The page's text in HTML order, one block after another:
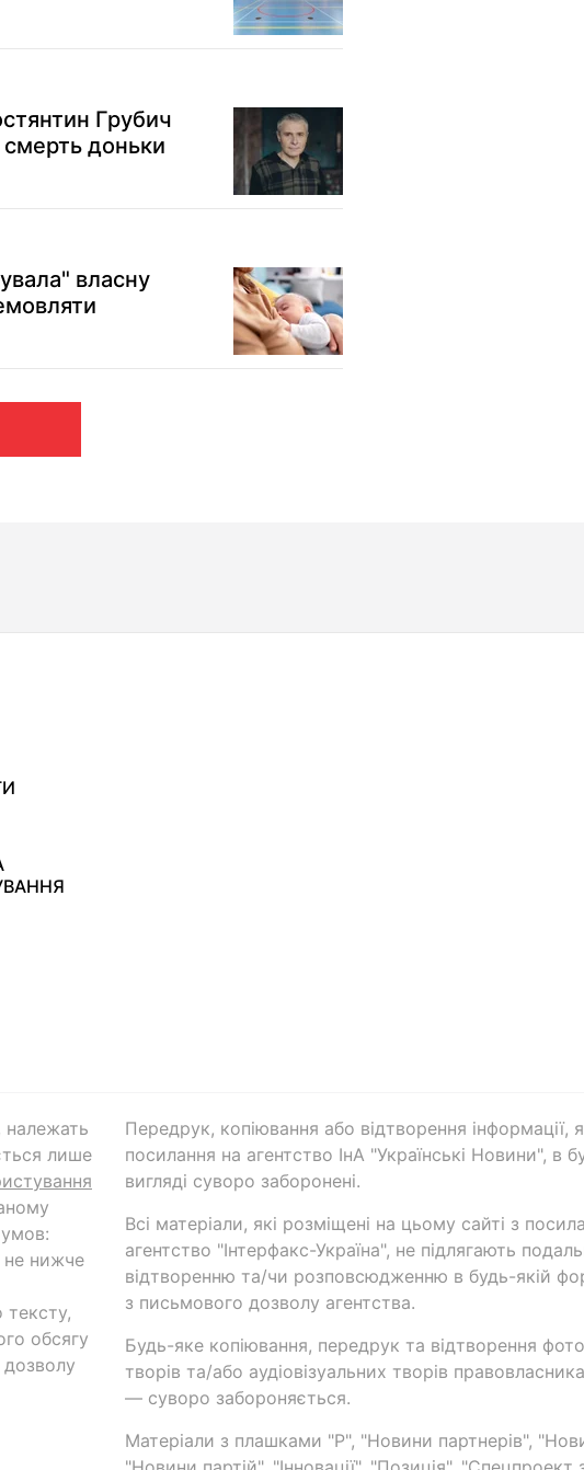
Грубич
смерть доньки
власну
належать
лише
не нижче
тексту,
обсягу
Передрук, копіювання або відтворення інформації,
посилання на агентство ІнА "Українські Новини", в
вигляді суворо заборонені.
Всі матеріали, які розміщені на цьому сайті з
агентство "Інтерфакс-Україна", не підлягають
відтворенню та/чи розповсюдженню в будь-якій
з письмового дозволу агентства.
Будь-яке копіювання, передрук та відтворення
творів та/або аудіовізуальних творів
— суворо забороняється.
Матеріали з плашками "Р", "Новини партнерів",